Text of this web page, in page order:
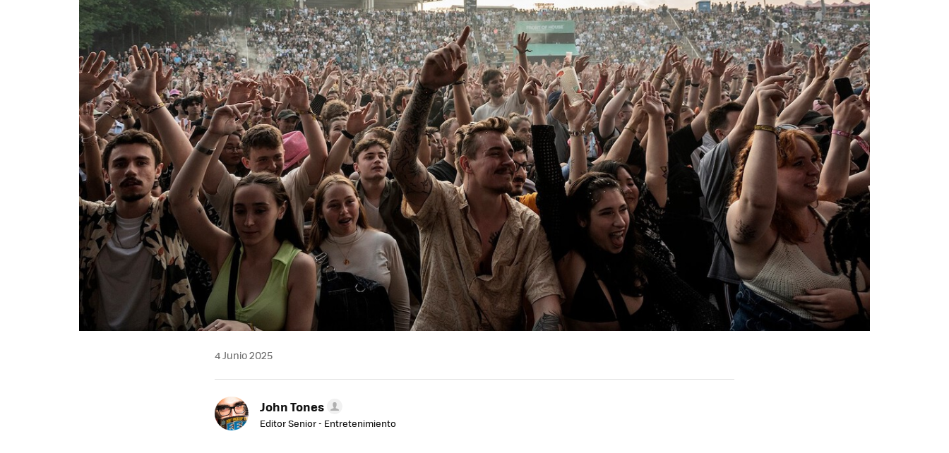
4 Junio 2025
John Tones
Editor Senior - Entretenimiento